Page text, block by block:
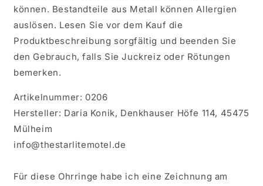
können. Bestandteile aus Metall können Allergien
auslösen. Lesen Sie vor dem Kauf die
Produktbeschreibung sorgfältig und beenden Sie
den Gebrauch, falls Sie Juckreiz oder Rötungen
bemerken.
Artikelnummer: 0206
Hersteller: Daria Konik, Denkhauser Höfe 114, 45475
Mülheim
info@thestarlitemotel.de
Für diese Ohrringe habe ich eine Zeichnung am